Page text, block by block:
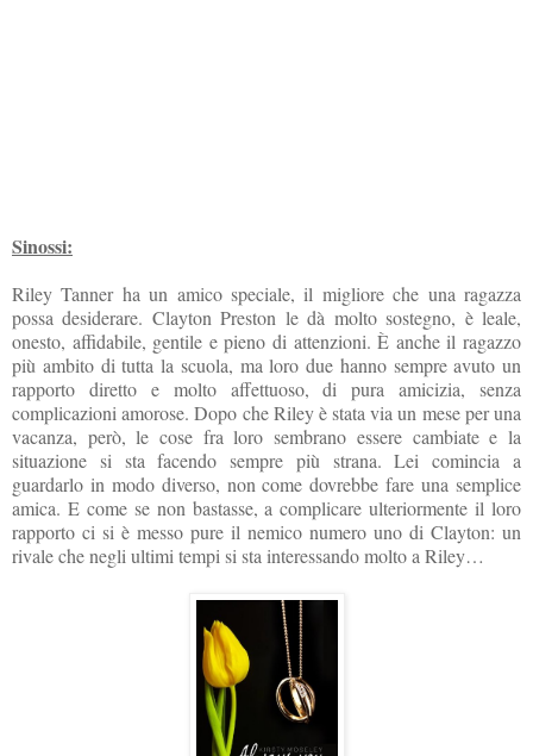
Sinossi:
Riley Tanner ha un amico speciale, il migliore che una ragazza
possa desiderare. Clayton Preston le dà molto sostegno, è leale,
onesto, affidabile, gentile e pieno di attenzioni. È anche il ragazzo
più ambito di tutta la scuola, ma loro due hanno sempre avuto un
rapporto diretto e molto affettuoso, di pura amicizia, senza
complicazioni amorose. Dopo che Riley è stata via un mese per una
vacanza, però, le cose fra loro sembrano essere cambiate e la
situazione si sta facendo sempre più strana. Lei comincia a
guardarlo in modo diverso, non come dovrebbe fare una semplice
amica. E come se non bastasse, a complicare ulteriormente il loro
rapporto ci si è messo pure il nemico numero uno di Clayton: un
rivale che negli ultimi tempi si sta interessando molto a Riley…